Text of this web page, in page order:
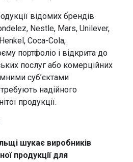
відомих брендів
Nestle, Mars, Unilever,
Coca-Cola,
портфоліо і відкрита до
послуг або комерційних
суб’єктами
надійного
продукції.
шукає виробників
продукції для